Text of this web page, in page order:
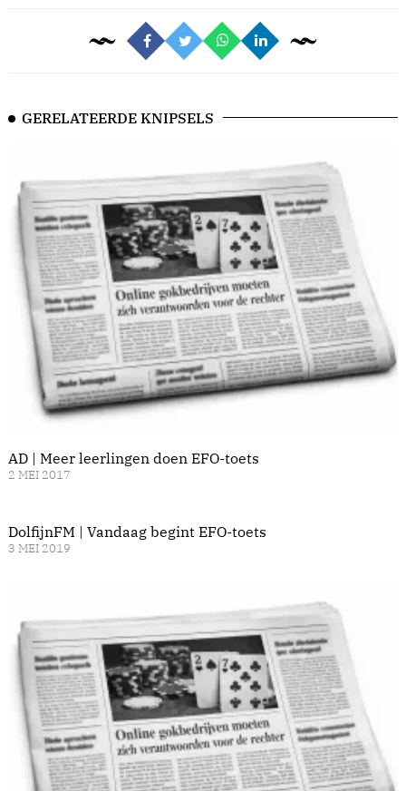
GERELATEERDE KNIPSELS
AD | Meer leerlingen doen EFO-toets
2 MEI 2017
DolfijnFM | Vandaag begint EFO-toets
3 MEI 2019